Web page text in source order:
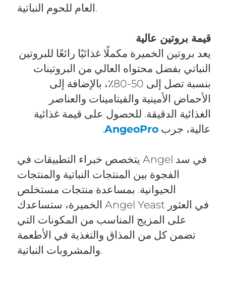
العام للحوم النباتية.
قيمة بروتين عالية
يعد بروتين الخميرة مكملًا غذائيًا رائعًا للبروتين
النباتي بفضل محتواه العالي من البروتينات
بنسبة تصل إلى 50-80٪، بالإضافة إلى
الأحماض الأمينية والفيتامينات والعناصر
الغذائية الدقيقة. للحصول على قيمة غذائية
عالية، جرب AngeoPro
.
يتخصص خبراء التطبيقات في Angel في سد
الفجوة بين المنتجات النباتية والمنتجات
الحيوانية. بمساعدة منتجات مستخلص
الخميرة، ستساعدك Angel Yeast في العثور
على المزيج المناسب من المكونات التي
تضمن كل من المذاق والتغذية في الأطعمة
والمشروبات النباتية.